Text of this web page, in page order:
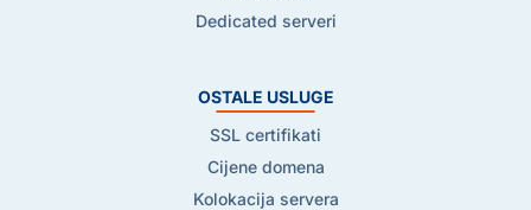
Dedicated serveri
OSTALE USLUGE
SSL certifikati
Cijene domena
Kolokacija servera